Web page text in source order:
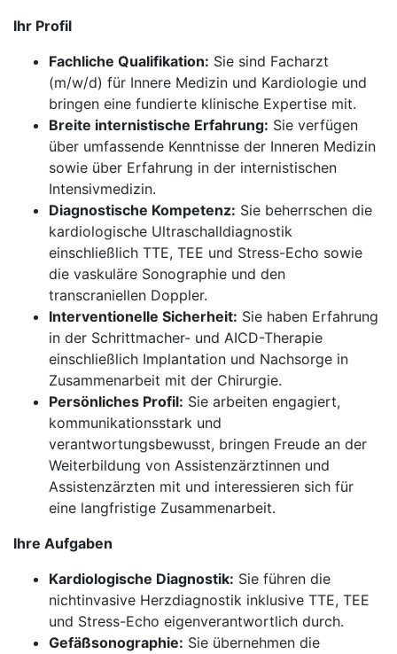
Ihr Profil
Fachliche Qualifikation: Sie sind Facharzt
(m/w/d) für Innere Medizin und Kardiologie und
bringen eine fundierte klinische Expertise mit.
Breite internistische Erfahrung: Sie verfügen
über umfassende Kenntnisse der Inneren Medizin
sowie über Erfahrung in der internistischen
Intensivmedizin.
Diagnostische Kompetenz: Sie beherrschen die
kardiologische Ultraschalldiagnostik
einschließlich TTE, TEE und Stress-Echo sowie
die vaskuläre Sonographie und den
transcraniellen Doppler.
Interventionelle Sicherheit: Sie haben Erfahrung
in der Schrittmacher- und AICD-Therapie
einschließlich Implantation und Nachsorge in
Zusammenarbeit mit der Chirurgie.
Persönliches Profil: Sie arbeiten engagiert,
kommunikationsstark und
verantwortungsbewusst, bringen Freude an der
Weiterbildung von Assistenzärztinnen und
Assistenzärzten mit und interessieren sich für
eine langfristige Zusammenarbeit.
Ihre Aufgaben
Kardiologische Diagnostik: Sie führen die
nichtinvasive Herzdiagnostik inklusive TTE, TEE
und Stress-Echo eigenverantwortlich durch.
Gefäßsonographie: Sie übernehmen die